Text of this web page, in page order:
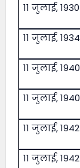
11 जुलाई, 1930
11 जुलाई, 1934
11 जुलाई, 1940
11 जुलाई, 1940
11 जुलाई, 1942
11 जुलाई, 1942